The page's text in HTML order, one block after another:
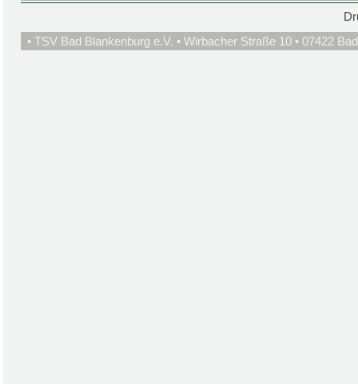
• TSV Bad Blankenburg e.V. • Wirbacher Straße 10 • 07422